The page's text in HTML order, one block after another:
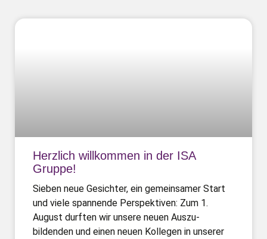
Herzlich willkommen in der ISA
Gruppe!
Sieben neue Gesichter, ein gemein­samer Start
und viele spannende Perspektiven: Zum 1.
August durften wir unsere neuen Auszu­
bildenden und einen neuen Kollegen in unserer